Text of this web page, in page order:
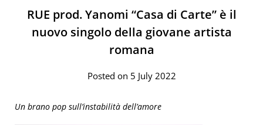
RUE prod. Yanomi “Casa di Carte” è il
nuovo singolo della giovane artista
romana
Posted on 5 July 2022
Un brano pop sull’instabilità dell’amore